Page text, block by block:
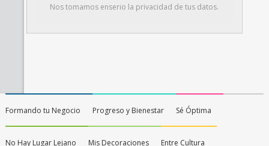
Nos tomamos enserio la privacidad de tus datos.
Formando tu Negocio Progreso y Bienestar Sé Óptima
No Hay Lugar Lejano Mis Decoraciones Entre Cultura